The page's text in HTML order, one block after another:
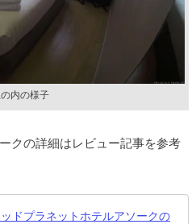
内の様子
クの詳細はレビュー記事を参考
ッドプラネットホテルアソークの